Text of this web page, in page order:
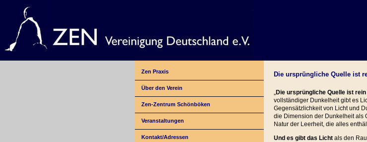
Zen Praxis
Über den Verein
Zen-Zentrum Schönböken
Veranstaltungen
Kontakt/Adressen
Die ursprüngliche Quelle ist
„Die ursprüngliche Quelle ist
vollständiger Dunkelheit gibt es
Gegensätzlichkeit von Licht und
die Dimension der Dunkelheit als
Natur der Leerheit, die alles
Und es gibt das Licht als den